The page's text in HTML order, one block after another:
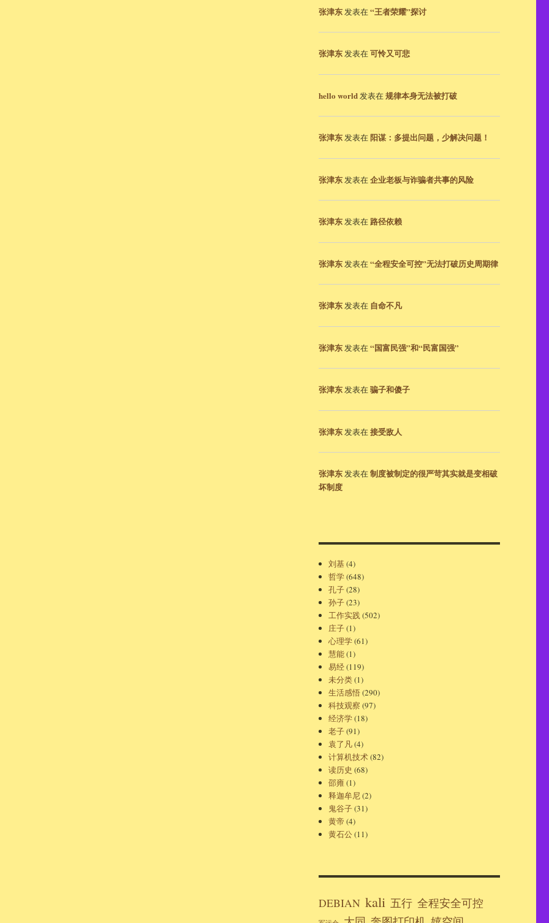
张津东发表在“王者荣耀”探讨
张津东发表在可怜又可悲
hello world发表在规律本身无法被打破
张津东发表在阳谋：多提出问题，少解决问题！
张津东发表在企业老板与诈骗者共事的风险
张津东发表在 路径依赖
张津东发表在“全程安全可控”无法打破历史周期律
张津东发表在 自命不凡
张津东发表在“国富民强”和“民富国强”
张津东发表在骗子和傻子
张津东发表在接受敌人
张津东发表在制度被制定的很严苛其实就是变相破
坏制度
刘基(4)
哲学(648)
孔子(28)
孙子(23)
工作实践(502)
庄子(1)
心理学(61)
慧能(1)
易经(119)
未分类(1)
生活感悟(290)
科技观察 (97)
经济学(18)
老子(91)
袁了凡(4)
计算机技术(82)
读历史 (68)
邵雍(1)
释迦牟尼(2)
鬼谷子(31)
黄帝 (4)
黄石公(11)
DEBIAN kali 五行 全程安全可控